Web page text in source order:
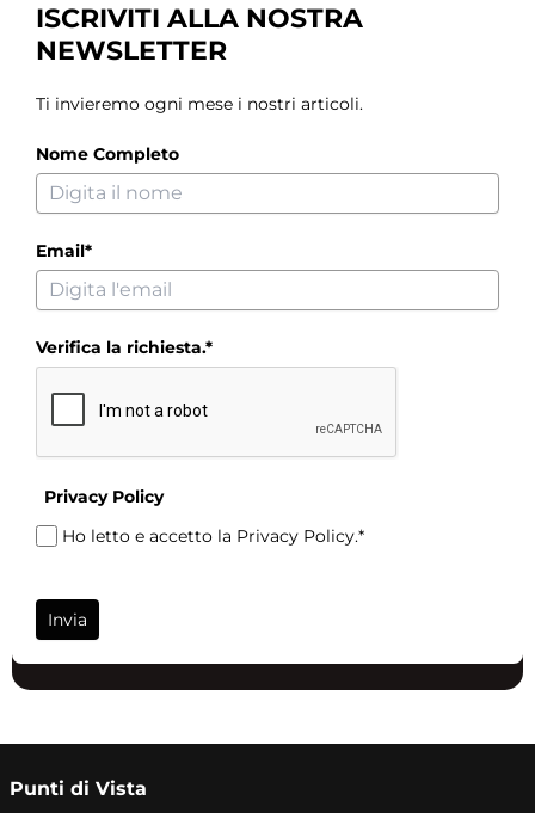
ISCRIVITI ALLA NOSTRA
NEWSLETTER
Ti invieremo ogni mese i nostri articoli.
Nome Completo
Email*
Verifica la richiesta.*
Privacy Policy
Ho letto e accetto la Privacy Policy.*
Invia
Punti di Vista